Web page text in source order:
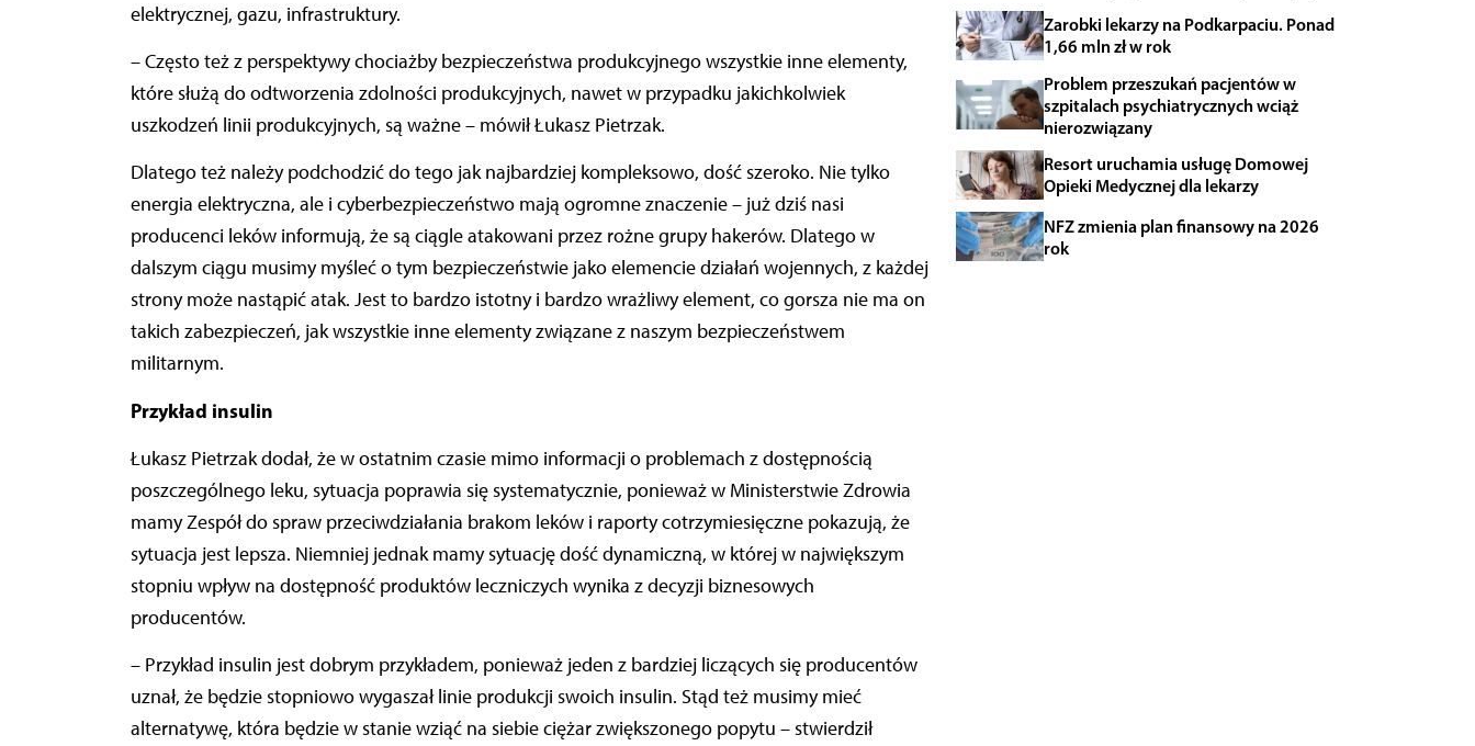
elektrycznej, gazu, infrastruktury.
– Często też z perspektywy chociażby bezpieczeństwa produkcyjnego wszystkie inne elementy,
które służą do odtworzenia zdolności produkcyjnych, nawet w przypadku jakichkolwiek
uszkodzeń linii produkcyjnych, są ważne – mówił Łukasz Pietrzak.
Dlatego też należy podchodzić do tego jak najbardziej kompleksowo, dość szeroko. Nie tylko
energia elektryczna, ale i cyberbezpieczeństwo mają ogromne znaczenie – już dziś nasi
producenci leków informują, że są ciągle atakowani przez rożne grupy hakerów. Dlatego w
dalszym ciągu musimy myśleć o tym bezpieczeństwie jako elemencie działań wojennych, z każdej
strony może nastąpić atak. Jest to bardzo istotny i bardzo wrażliwy element, co gorsza nie ma on
takich zabezpieczeń, jak wszystkie inne elementy związane z naszym bezpieczeństwem
militarnym.
Przykład insulin
Łukasz Pietrzak dodał, że w ostatnim czasie mimo informacji o problemach z dostępnością
poszczególnego leku, sytuacja poprawia się systematycznie, ponieważ w Ministerstwie Zdrowia
mamy Zespół do spraw przeciwdziałania brakom leków i raporty cotrzymiesięczne pokazują, że
sytuacja jest lepsza. Niemniej jednak mamy sytuację dość dynamiczną, w której w największym
stopniu wpływ na dostępność produktów leczniczych wynika z decyzji biznesowych
producentów.
– Przykład insulin jest dobrym przykładem, ponieważ jeden z bardziej liczących się producentów
uznał, że będzie stopniowo wygaszał linie produkcji swoich insulin. Stąd też musimy mieć
alternatywę, która będzie w stanie wziąć na siebie ciężar zwiększonego popytu – stwierdził
Zarobki lekarzy na Podkarpaciu. Ponad
1,66 mln zł w rok
Problem przeszukań pacjentów w
szpitalach psychiatrycznych wciąż
nierozwiązany
Resort uruchamia usługę Domowej
Opieki Medycznej dla lekarzy
NFZ zmienia plan finansowy na 2026
rok